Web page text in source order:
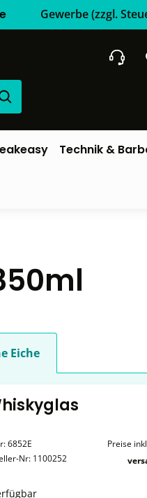
Gewerbe(zzgl.
Technik &
Eiche
6852E
Nr: 1100252
Preise